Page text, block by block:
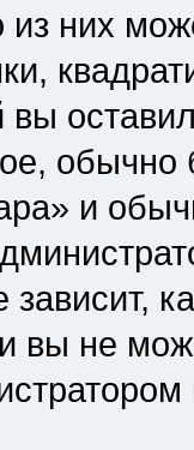
них
обычно
и
зависит,
вы не